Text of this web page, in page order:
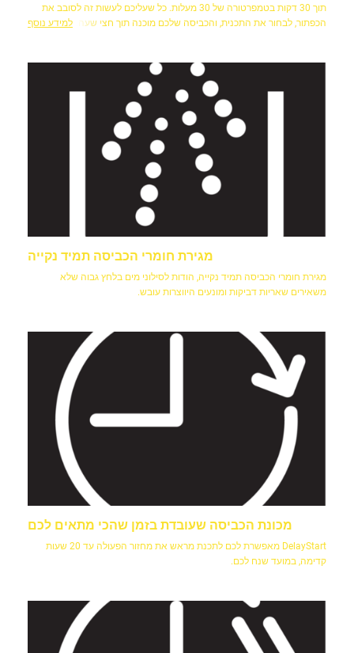
תוך 30 דקות בטמפרטורה של 30 מעלות. כל שעליכם לעשות זה לסובב את
הכפתור, לבחור את התכנית, והכביסה שלכם מוכנה תוך חצי שעה. למידע נוסף
מגירת חומרי הכביסה תמיד נקייה
מגירת חומרי הכביסה תמיד נקייה, הודות לסילוני מים בלחץ גבוה שלא
משאירים שאריות דביקות ומונעים היווצרות עובש.
מכונת הכביסה שעובדת בזמן שהכי מתאים לכם
DelayStart מאפשרת לכם לתכנת מראש את מחזור הפעולה עד 20 שעות
קדימה, במועד שנח לכם.